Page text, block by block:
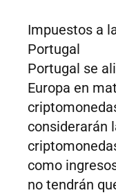
Impuestos a
Portugal
Portugal se
Europa en
considerarán
como
no tendrán